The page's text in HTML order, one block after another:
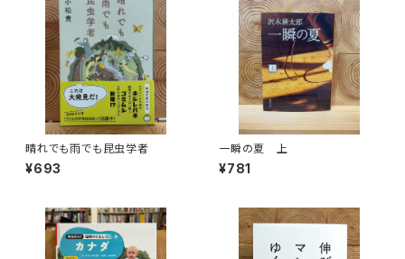
晴れでも雨でも昆虫学者
¥693
一瞬の夏 上
¥781